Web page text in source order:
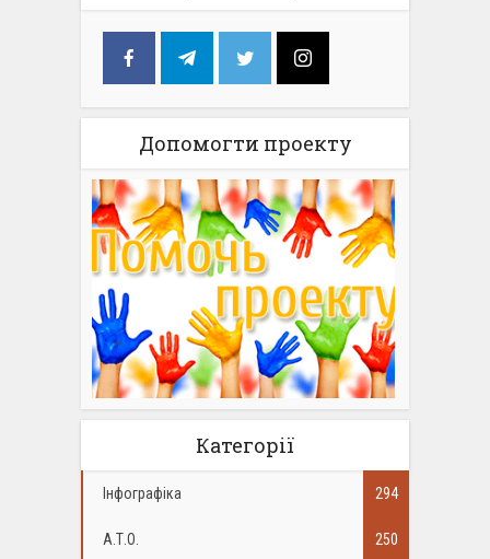
Допомогти проекту
Категорії
Інфографіка 294
А.Т.О. 250